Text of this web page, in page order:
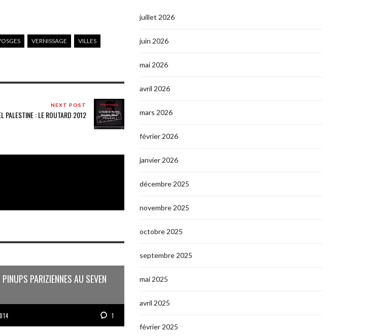
VERNISSAGE
VILLES
NEXT POST
PALESTINE : LE ROUTARD 2012
PARIZIENNES AU SEVEN
1
juillet 2026
juin 2026
mai 2026
avril 2026
mars 2026
février 2026
janvier 2026
décembre 2025
novembre 2025
octobre 2025
septembre 2025
mai 2025
avril 2025
février 2025